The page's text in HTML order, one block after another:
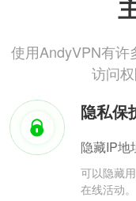
使用AndyVPN有许
访问
隐私保
隐藏IP地
可以隐藏
在线活动。